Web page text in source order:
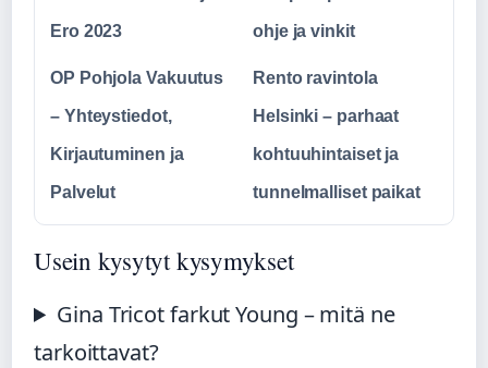
Ero 2023 ohje ja vinkit
OP Pohjola Vakuutus
– Yhteystiedot,
Kirjautuminen ja
Palvelut
Rento ravintola
Helsinki – parhaat
kohtuuhintaiset ja
tunnelmalliset paikat
Usein kysytyt kysymykset
Gina Tricot farkut Young – mitä ne
tarkoittavat?